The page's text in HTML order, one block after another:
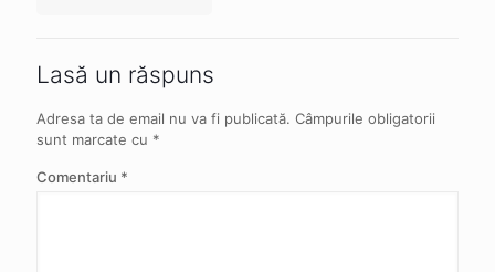
Lasă un răspuns
Adresa ta de email nu va fi publicată. Câmpurile obligatorii
sunt marcate cu *
Comentariu *